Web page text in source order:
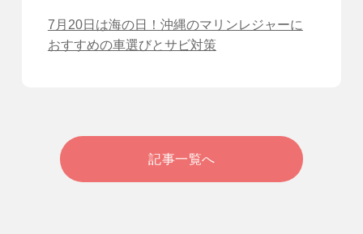
7月20日は海の日！沖縄のマリンレジャーに
おすすめの車選びとサビ対策
記事一覧へ